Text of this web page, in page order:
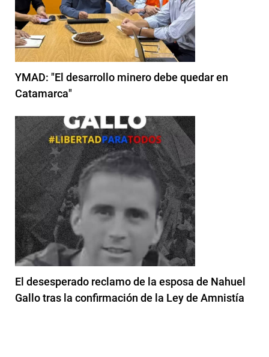
YMAD: "El desarrollo minero debe quedar en
Catamarca"
El desesperado reclamo de la esposa de Nahuel
Gallo tras la confirmación de la Ley de Amnistía